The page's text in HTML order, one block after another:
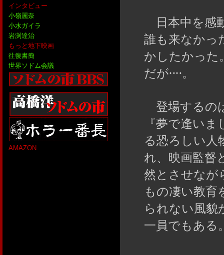
日本中を感
誰も来なかっ
かしたかった
だが‥‥。
登場するの
『夢で逢い
る恐ろしい人
れ、映画監督
然とさせなが
もの凄い教
られない風貌
一員でもある
インタビュー
小嶺麗奈
小水ガイラ
岩渕達治
もっと地下映画
往復書簡
世界ソドム会議
AMAZON